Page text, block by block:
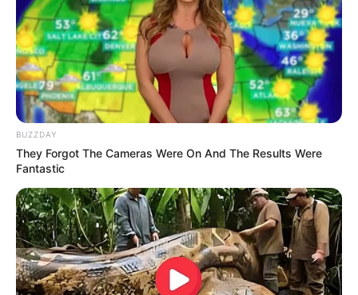
Britney Spears' Look Has Changed — Here's Why
BRAINBERRIES
BUZZDAY
They Forgot The Cameras Were On And The Results Were
Fantastic